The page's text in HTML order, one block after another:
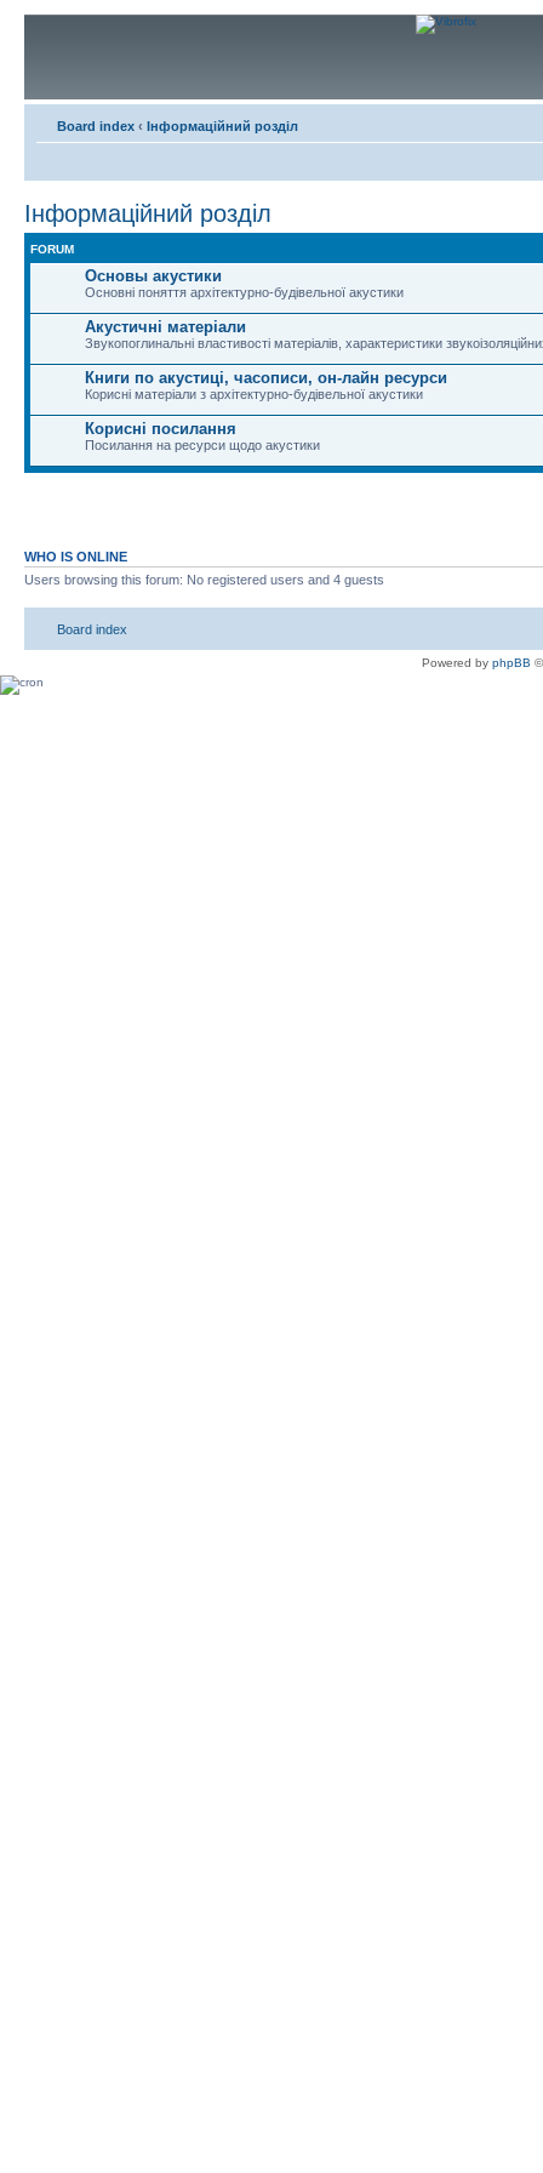
Board index ‹ Інформаційний розділ
Інформаційний розділ
FORUM
Основы акустики
Основні поняття архітектурно-будівельної акустики
Акустичні матеріали
Звукопоглинальні властивості матеріалів, характеристики
Книги по акустиці, часописи, он-лайн ресурси
Корисні матеріали з архітектурно-будівельної акустики
Корисні посилання
Посилання на ресурси щодо акустики
WHO IS ONLINE
Users browsing this forum: No registered users and 4 guests
Board index
Powered by phpBB